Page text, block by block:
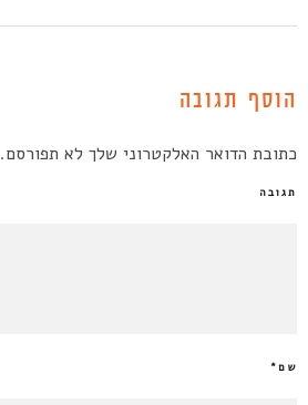
הוסף תגובה
כתובת הדואר האלקטרוני שלך לא תפורסם.
תגובה
שם*